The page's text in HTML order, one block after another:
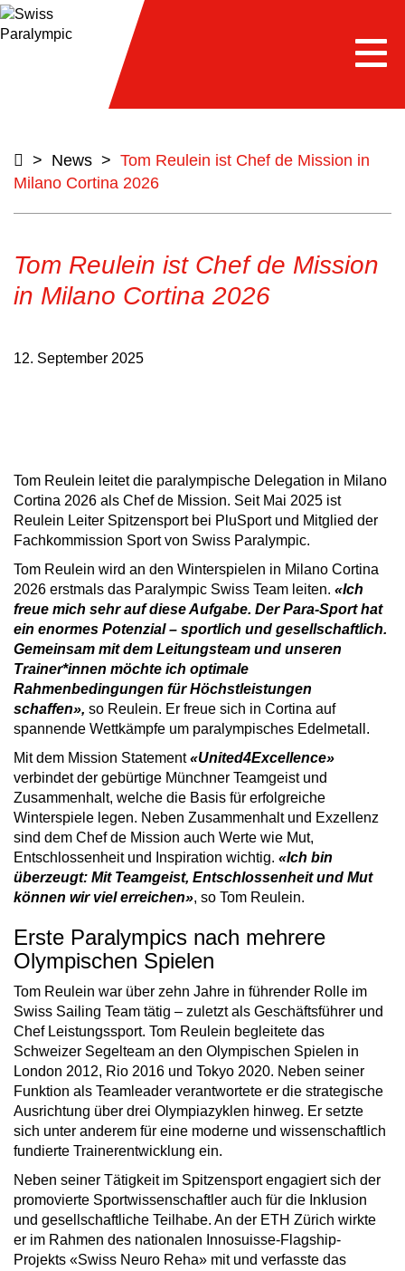
> News > Tom Reulein ist Chef de Mission in
Milano Cortina 2026
Tom Reulein ist Chef de Mission
in Milano Cortina 2026
12. September 2025
Tom Reulein leitet die paralympische Delegation in Milano
Cortina 2026 als Chef de Mission. Seit Mai 2025 ist
Reulein Leiter Spitzensport bei PluSport und Mitglied der
Fachkommission Sport von Swiss Paralympic.
Tom Reulein wird an den Winterspielen in Milano Cortina
2026 erstmals das Paralympic Swiss Team leiten. «Ich
freue mich sehr auf diese Aufgabe. Der Para-Sport hat
ein enormes Potenzial – sportlich und gesellschaftlich.
Gemeinsam mit dem Leitungsteam und unseren
Trainer*innen möchte ich optimale
Rahmenbedingungen für Höchstleistungen
schaffen», so Reulein. Er freue sich in Cortina auf
spannende Wettkämpfe um paralympisches Edelmetall.
Mit dem Mission Statement«United4Excellence»
verbindet der gebürtige Münchner Teamgeist und
Zusammenhalt, welche die Basis für erfolgreiche
Winterspiele legen. Neben Zusammenhalt und Exzellenz
sind dem Chef de Mission auch Werte wie Mut,
Entschlossenheit und Inspiration wichtig. «Ich bin
überzeugt: Mit Teamgeist, Entschlossenheit und Mut
können wir viel erreichen», so Tom Reulein.
Erste Paralympics nach mehrere
Olympischen Spielen
Tom Reulein war über zehn Jahre in führender Rolle im
Swiss Sailing Team tätig – zuletzt als Geschäftsführer und
Chef Leistungssport. Tom Reulein begleitete das
Schweizer Segelteam an den Olympischen Spielen in
London 2012, Rio 2016 und Tokyo 2020. Neben seiner
Funktion als Teamleader verantwortete er die strategische
Ausrichtung über drei Olympiazyklen hinweg. Er setzte
sich unter anderem für eine moderne und wissenschaftlich
fundierte Trainerentwicklung ein.
Neben seiner Tätigkeit im Spitzensport engagiert sich der
promovierte Sportwissenschaftler auch für die Inklusion
und gesellschaftliche Teilhabe. An der ETH Zürich wirkte
er im Rahmen des nationalen Innosuisse-Flagship-
Projekts «Swiss Neuro Reha» mit und verfasste das